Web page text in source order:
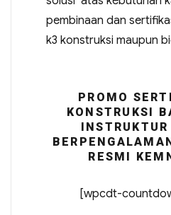
pembinaan dan
k3 konstruksi maupun
PROMO
KONSTRUKSI
RESMI
[wpcdt-